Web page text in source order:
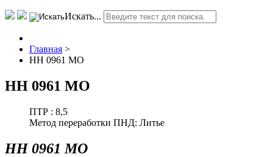
Искать...
Главная >
HH 0961 MO
HH 0961 MO
ПТР : 8,5
Метод переработки ПНД: Литье
HH 0961 MO